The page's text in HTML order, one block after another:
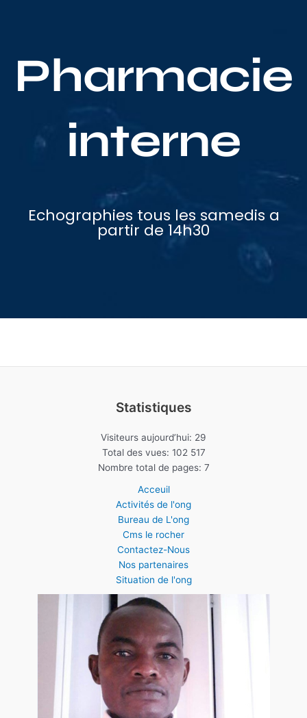
Pharmacie
interne
Echographies tous les samedis a
partir de 14h30
Statistiques
Visiteurs aujourd’hui: 29
Total des vues: 102 517
Nombre total de pages: 7
Acceuil
Activités de l'ong
Bureau de L'ong
Cms le rocher
Contactez-Nous
Nos partenaires
Situation de l'ong